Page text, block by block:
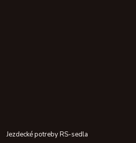
Jezdecké potreby RS-sedla